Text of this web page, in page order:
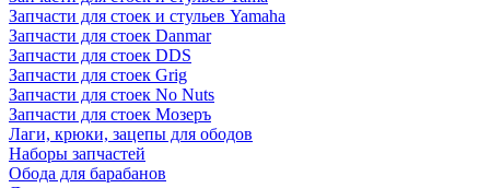
Запчасти для стоек и стульев Yamaha
Запчасти для стоек Danmar
Запчасти для стоек DDS
Запчасти для стоек Grig
Запчасти для стоек No Nuts
Запчасти для стоек Мозеръ
Лаги, крюки, зацепы для ободов
Наборы запчастей
Обода для барабанов